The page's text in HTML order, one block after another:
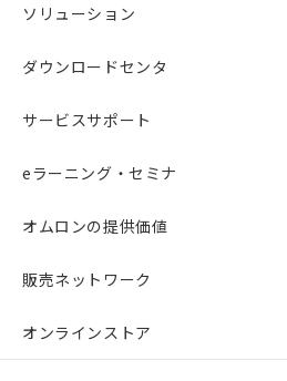
ソリューション
ダウンロードセンタ
サービスサポート
eラーニング・セミナ
オムロンの提供価値
販売ネットワーク
オンラインストア